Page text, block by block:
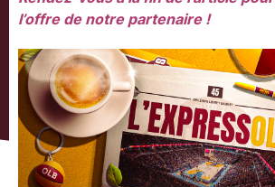
l’offre de notre partenaire !